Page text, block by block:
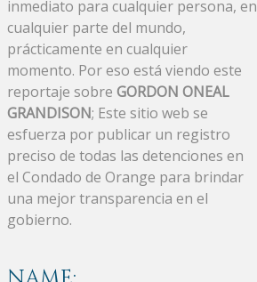
inmediato para cualquier persona, en
cualquier parte del mundo,
prácticamente en cualquier
momento. Por eso está viendo este
reportaje sobre GORDON ONEAL
GRANDISON; Este sitio web se
esfuerza por publicar un registro
preciso de todas las detenciones en
el Condado de Orange para brindar
una mejor transparencia en el
gobierno.